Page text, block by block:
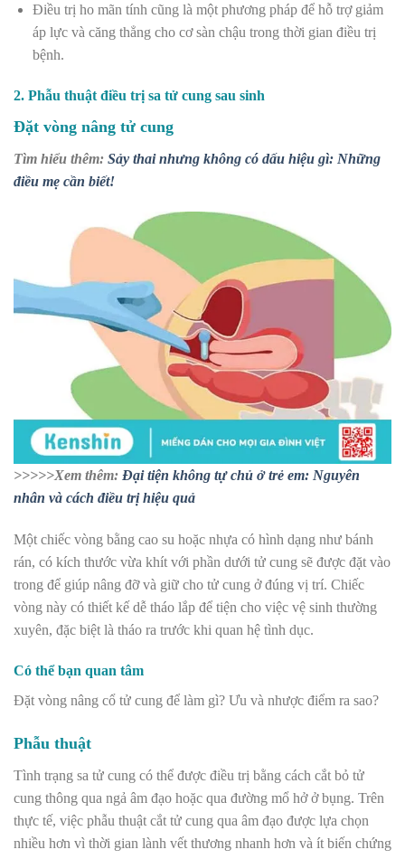
Điều trị ho mãn tính cũng là một phương pháp để hỗ trợ giảm
áp lực và căng thẳng cho cơ sàn chậu trong thời gian điều trị
bệnh.
2. Phẫu thuật điều trị sa tử cung sau sinh
Đặt vòng nâng tử cung
Tìm hiểu thêm: Sảy thai nhưng không có dấu hiệu gì: Những
điều mẹ cần biết!
>>>>>Xem thêm: Đại tiện không tự chủ ở trẻ em: Nguyên
nhân và cách điều trị hiệu quả
Một chiếc vòng bằng cao su hoặc nhựa có hình dạng như bánh
rán, có kích thước vừa khít với phần dưới tử cung sẽ được đặt vào
trong để giúp nâng đỡ và giữ cho tử cung ở đúng vị trí. Chiếc
vòng này có thiết kế dễ tháo lắp để tiện cho việc vệ sinh thường
xuyên, đặc biệt là tháo ra trước khi quan hệ tình dục.
Có thể bạn quan tâm
Đặt vòng nâng cổ tử cung để làm gì? Ưu và nhược điểm ra sao?
Phẫu thuật
Tình trạng sa tử cung có thể được điều trị bằng cách cắt bỏ tử
cung thông qua ngả âm đạo hoặc qua đường mổ hở ở bụng. Trên
thực tế, việc phẫu thuật cắt tử cung qua âm đạo được lựa chọn
nhiều hơn vì thời gian lành vết thương nhanh hơn và ít biến chứng